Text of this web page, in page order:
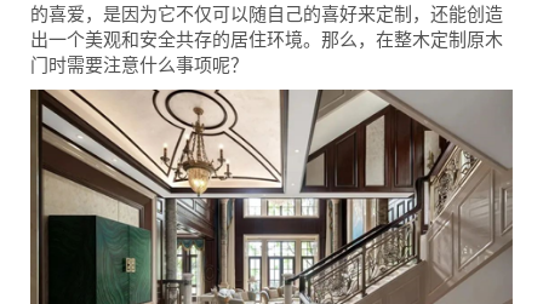
的喜爱，是因为它不仅可以随自己的喜好来定制，还能创造
出一个美观和安全共存的居住环境。那么，在整木定制原木
门时需要注意什么事项呢？